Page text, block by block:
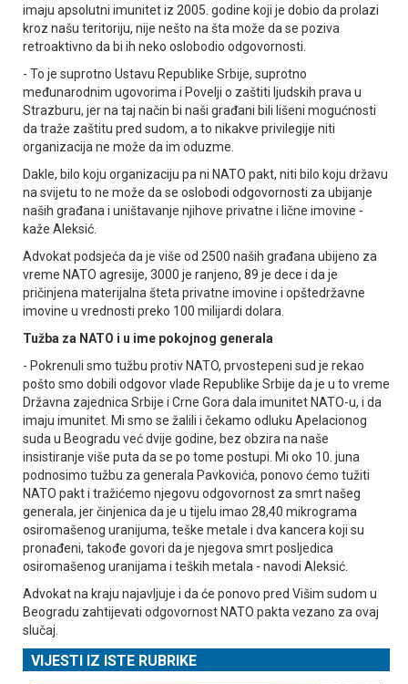
imaju apsolutni imunitet iz 2005. godine koji je dobio da prolazi
kroz našu teritoriju, nije nešto na šta može da se poziva
retroaktivno da bi ih neko oslobodio odgovornosti.
- To je suprotno Ustavu Republike Srbije, suprotno
međunarodnim ugovorima i Povelji o zaštiti ljudskih prava u
Strazburu, jer na taj način bi naši građani bili lišeni mogućnosti
da traže zaštitu pred sudom, a to nikakve privilegije niti
organizacija ne može da im oduzme.
Dakle, bilo koju organizaciju pa ni NATO pakt, niti bilo koju državu
na svijetu to ne može da se oslobodi odgovornosti za ubijanje
naših građana i uništavanje njihove privatne i lične imovine -
kaže Aleksić.
Advokat podsjeća da je više od 2500 naših građana ubijeno za
vreme NATO agresije, 3000 je ranjeno, 89 je dece i da je
pričinjena materijalna šteta privatne imovine i opštedržavne
imovine u vrednosti preko 100 milijardi dolara.
Tužba za NATO i u ime pokojnog generala
- Pokrenuli smo tužbu protiv NATO, prvostepeni sud je rekao
pošto smo dobili odgovor vlade Republike Srbije da je u to vreme
Državna zajednica Srbije i Crne Gora dala imunitet NATO-u, i da
imaju imunitet. Mi smo se žalili i čekamo odluku Apelacionog
suda u Beogradu već dvije godine, bez obzira na naše
insistiranje više puta da se po tome postupi. Mi oko 10. juna
podnosimo tužbu za generala Pavkovića, ponovo ćemo tužiti
NATO pakt i tražićemo njegovu odgovornost za smrt našeg
generala, jer činjenica da je u tijelu imao 28,40 mikrograma
osiromašenog uranijuma, teške metale i dva kancera koji su
pronađeni, takođe govori da je njegova smrt posljedica
osiromašenog uranijama i teških metala - navodi Aleksić.
Advokat na kraju najavljuje i da će ponovo pred Višim sudom u
Beogradu zahtijevati odgovornost NATO pakta vezano za ovaj
slučaj.
VIJESTI IZ ISTE RUBRIKE